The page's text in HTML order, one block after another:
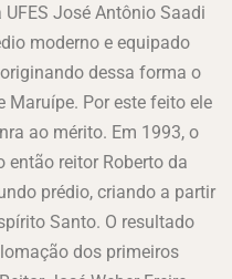
José Antônio Saadi
moderno e equipado
dessa forma o
Maruípe. Por este feito ele
ao mérito. Em 1993, o
então reitor Roberto da
prédio, criando a partir
Santo. O resultado
dos primeiros